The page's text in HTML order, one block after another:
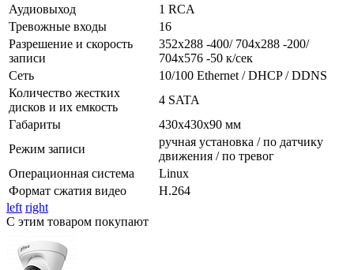
Аудиовыход
1 RCA
Тревожные входы
16
Разрешение и скорость
записи
352х288 -400/ 704х288 -200/
704х576 -50 к/сек
Сеть
10/100 Ethernet / DHCP / DDNS
Количество жестких
дисков и их емкость
4 SATA
Габариты
430х430х90 мм
Режим записи
ручная установка / по датчику
движения / по тревог
Операционная система
Linux
Формат сжатия видео
H.264
left right
С этим товаром покупают